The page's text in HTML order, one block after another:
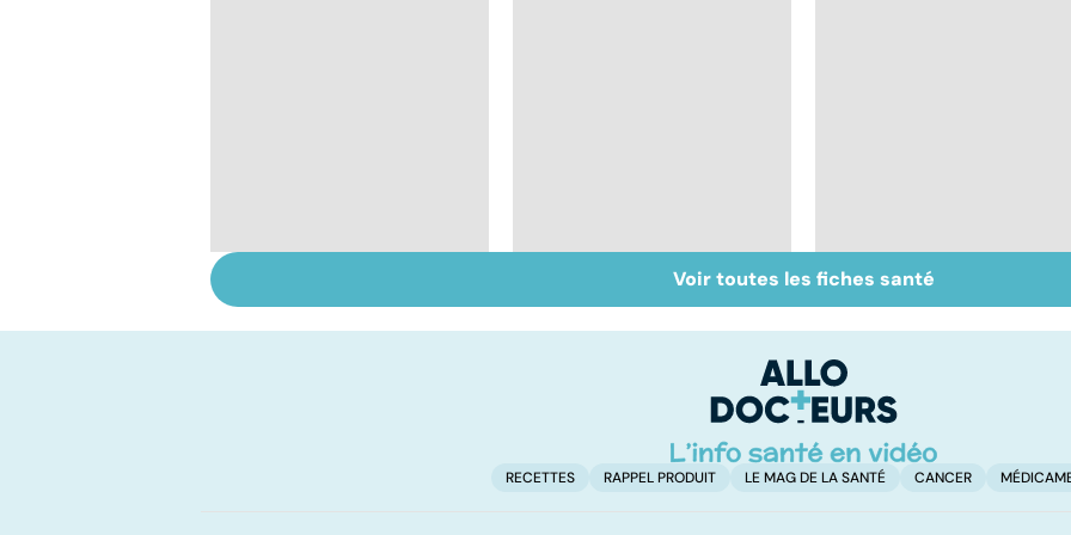
comment s'en
Vivre après un
cancer
Les aidants familiaux
aussi ont besoin
Voir toutes les fiches santé
RECETTES RAPPEL PRODUIT LE MAG DE LA SANTÉ CANCER